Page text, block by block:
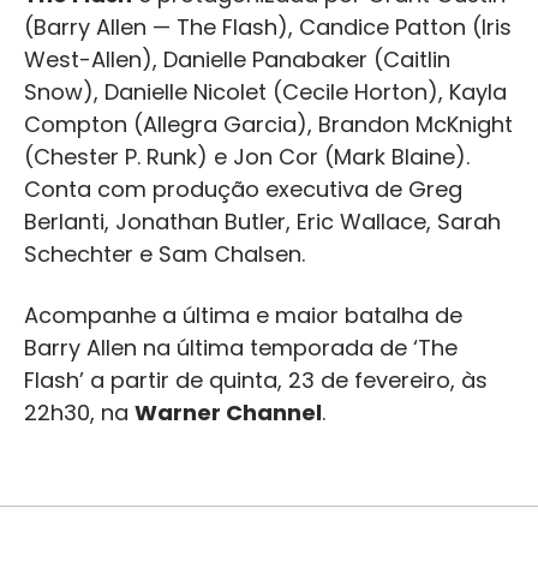
(Barry Allen — The Flash), Candice Patton (Iris
West-Allen), Danielle Panabaker (Caitlin
Snow), Danielle Nicolet (Cecile Horton), Kayla
Compton (Allegra Garcia), Brandon McKnight
(Chester P. Runk) e Jon Cor (Mark Blaine).
Conta com produção executiva de Greg
Berlanti, Jonathan Butler, Eric Wallace, Sarah
Schechter e Sam Chalsen.
Acompanhe a última e maior batalha de
Barry Allen na última temporada de ‘The
Flash’ a partir de quinta, 23 de fevereiro, às
22h30, na Warner Channel.